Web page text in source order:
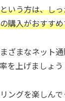
いう方は、し
購入がおすす
ざまなネット
を上げましょう
ングを楽しんで